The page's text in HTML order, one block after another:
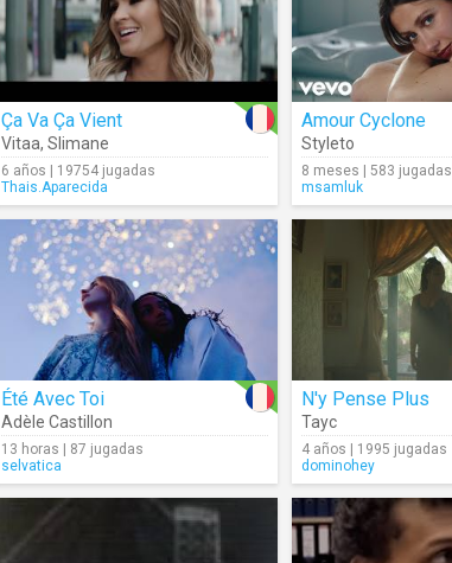
Ça Va Ça Vient
Vitaa, Slimane
6 años | 19754 jugadas
Thais.Aparecida
Amour Cyclone
Styleto
8 meses | 583 jugadas
msamluk
Été Avec Toi
Adèle Castillon
13 horas | 87 jugadas
selvatica
N'y Pense Plus
Tayc
4 años | 1995 jugadas
dominohey